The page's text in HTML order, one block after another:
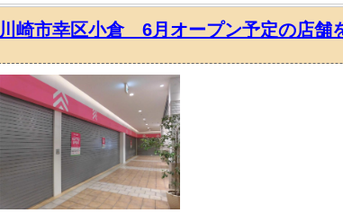
川崎市幸区小倉 6月オープン予定の店舗